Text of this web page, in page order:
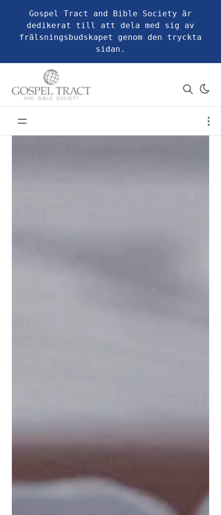
Gospel Tract and Bible Society är
dedikerat till att dela med sig av
frälsningsbudskapet genom den tryckta
sidan.